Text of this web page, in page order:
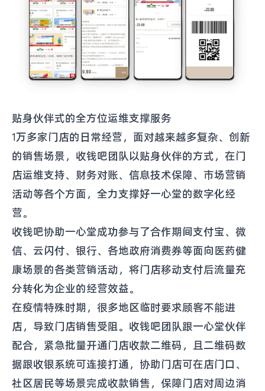
贴身伙伴式的全方位运维支撑服务
1万多家门店的日常经营，面对越来越多复杂、创新
的销售场景，收钱吧团队以贴身伙伴的方式，在门
店运维支持、财务对账、信息技术保障、市场营销
活动等各个方面，全力支撑好一心堂的数字化经
营。
收钱吧协助一心堂成功参与了合作期间支付宝、微
信、云闪付、银行、各地政府消费券等面向医药健
康场景的各类营销活动，将门店移动支付后流量充
分转化为企业的经营效益。
在疫情特殊时期，很多地区临时要求顾客不能进
店，导致门店销售受阻。收钱吧团队跟一心堂伙伴
配合，紧急批量开通门店收款二维码，且二维码数
据跟收银系统可连接打通，协助门店可在店门口、
社区居民等场景完成收款销售，保障门店对周边消